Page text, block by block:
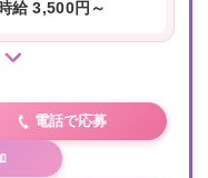
時給 3,500円～
電話で応募